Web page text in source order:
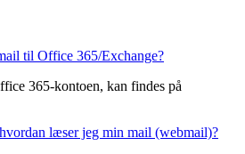
til Office 365/Exchange?
365-kontoen, kan findes på
læser jeg min mail (webmail)?